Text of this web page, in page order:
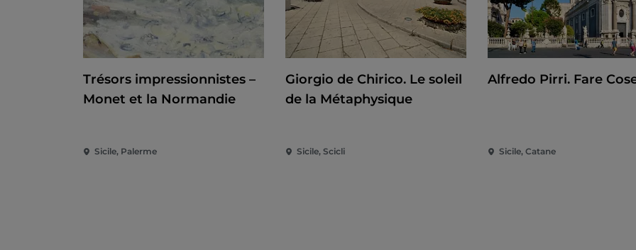
Trésors impressionnistes –
Monet et la Normandie
Sicile, Palerme
Giorgio de Chirico. Le soleil
de la Métaphysique
Sicile, Scicli
Alfredo Pirri. Fare
Sicile, Catane